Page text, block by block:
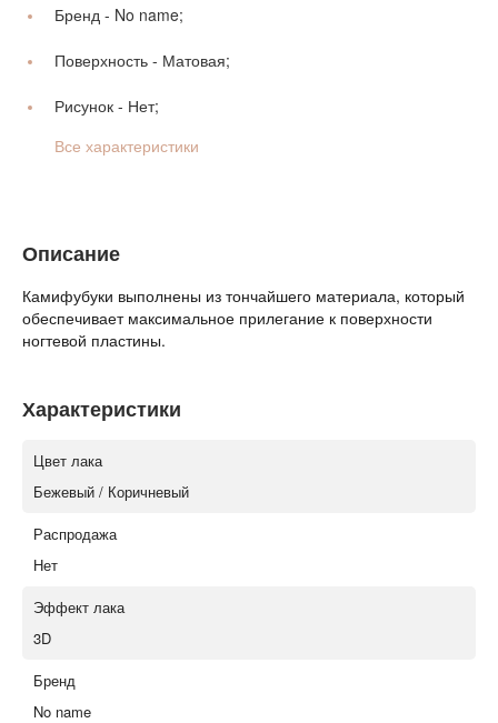
Бренд - No name;
Поверхность - Матовая;
Рисунок - Нет;
Все характеристики
Описание
Камифубуки выполнены из тончайшего материала, который
обеспечивает максимальное прилегание к поверхности
ногтевой пластины.
Характеристики
Цвет лака
Бежевый / Коричневый
Распродажа
Нет
Эффект лака
3D
Бренд
No name